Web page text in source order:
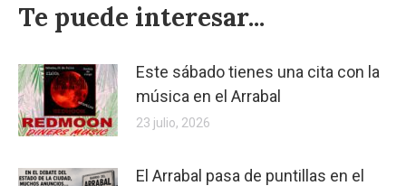
Te puede interesar...
Este sábado tienes una cita con la
música en el Arrabal
23 julio, 2026
El Arrabal pasa de puntillas en el